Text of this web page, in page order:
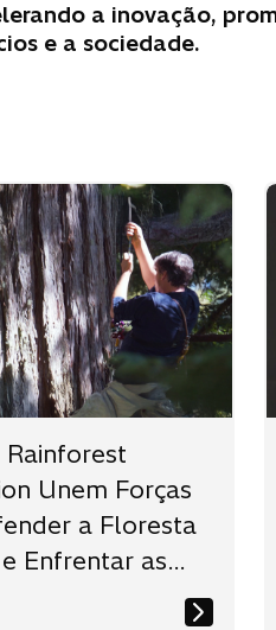
a inovação,
e a sociedade.
Rainforest
Unem Forças
a Floresta
Enfrentar as